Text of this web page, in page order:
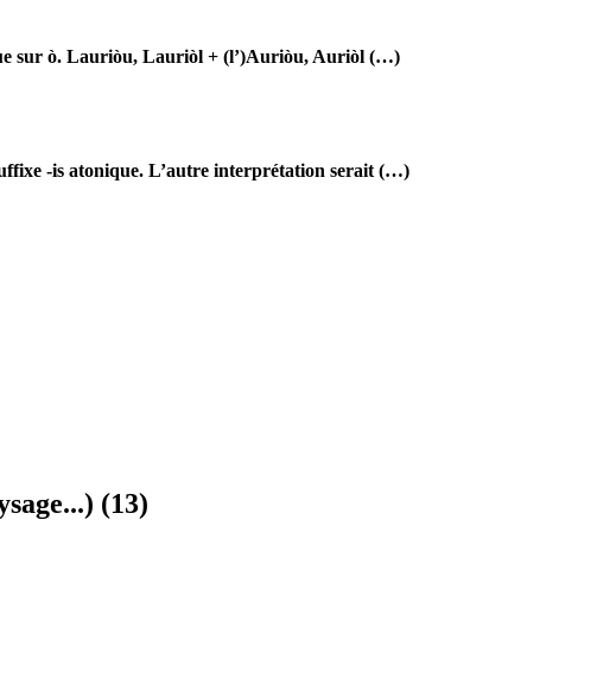
sur ò. Lauriòu, Lauriòl + (l’)Auriòu, Auriòl (…)
-is atonique. L’autre interprétation serait (…)
(13)